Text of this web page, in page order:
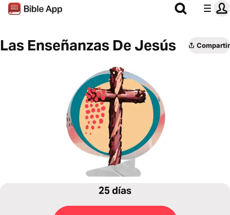
Las Enseñanzas De Jesús Compartir
25 días